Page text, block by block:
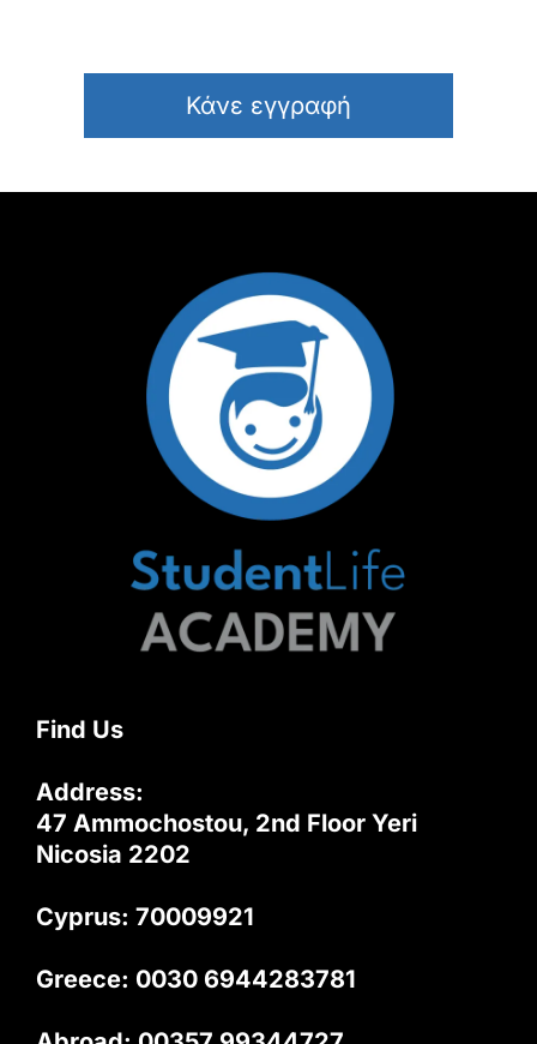
Κάνε εγγραφή
Find Us
Address:
47 Ammochostou, 2nd Floor Yeri
Nicosia 2202
Cyprus: 70009921
Greece: 0030 6944283781